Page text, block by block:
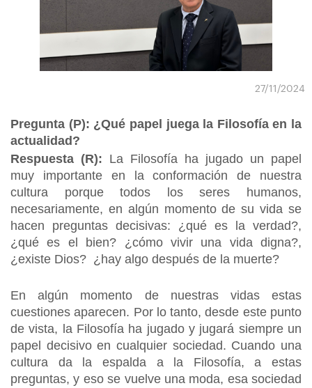
27/11/2024
Pregunta (P): ¿Qué papel juega la Filosofía en la
actualidad?
Respuesta (R): La Filosofía ha jugado un papel
muy importante en la conformación de nuestra
cultura porque todos los seres humanos,
necesariamente, en algún momento de su vida se
hacen preguntas decisivas: ¿qué es la verdad?,
¿qué es el bien? ¿cómo vivir una vida digna?,
¿existe Dios? ¿hay algo después de la muerte?
En algún momento de nuestras vidas estas
cuestiones aparecen. Por lo tanto, desde este punto
de vista, la Filosofía ha jugado y jugará siempre un
papel decisivo en cualquier sociedad. Cuando una
cultura da la espalda a la Filosofía, a estas
preguntas, y eso se vuelve una moda, esa sociedad